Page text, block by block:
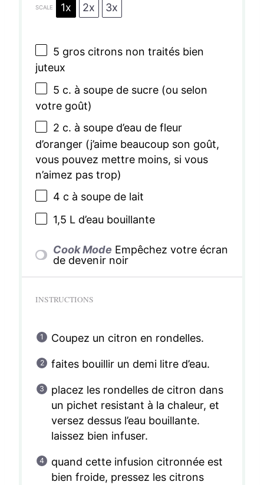
SCALE 1x 2x 3x
5 gros citrons non traités bien
juteux
5 c. à soupe de sucre (ou selon
votre goût)
2 c. à soupe d’eau de fleur
d’oranger (j’aime beaucoup son goût,
vous pouvez mettre moins, si vous
n’aimez pas trop)
4 c à soupe de lait
1,5 L d’eau bouillante
Cook Mode Empêchez votre écran
de devenir noir
INSTRUCTIONS
Coupez un citron en rondelles.
faites bouillir un demi litre d’eau.
placez les rondelles de citron dans
un pichet resistant à la chaleur, et
versez dessus l’eau bouillante.
laissez bien infuser.
quand cette infusion citronnée est
bien froide, pressez les citrons